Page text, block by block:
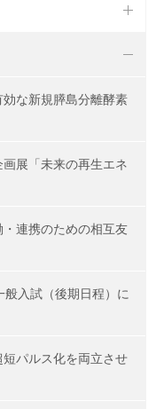
な新規膵島分離酵素
展「未来の再生エネ
連携のための相互友
入試（後期日程）に
パルス化を両立させ